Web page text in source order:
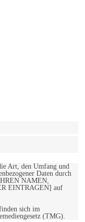
Art, den Umfang und
Daten durch
NAMEN,
EINTRAGEN] auf
sich im
(TMG).